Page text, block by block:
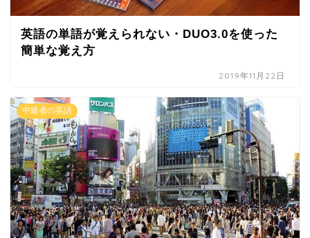
英語の単語が覚えられない・DUO3.0を使った
簡単な覚え方
2019年11月22日
中級者の英語